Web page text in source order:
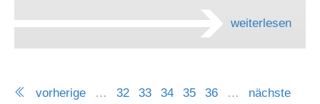
weiterlesen
vorherige … 32 33 34 35 36 … nächste